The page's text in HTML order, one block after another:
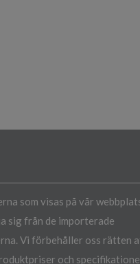
som visas på vår
sig från de importerade
Vi förbehåller oss rätten
och